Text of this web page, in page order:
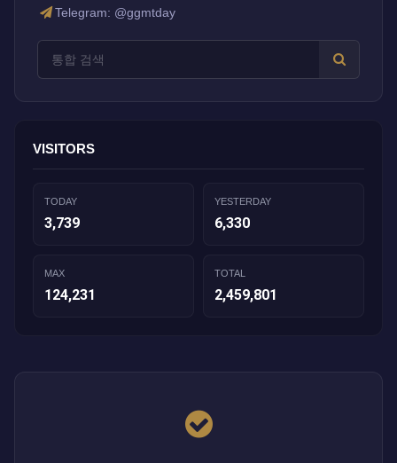
Telegram: @ggmtday
VISITORS
TODAY
3,739
YESTERDAY
6,330
MAX
124,231
TOTAL
2,459,801